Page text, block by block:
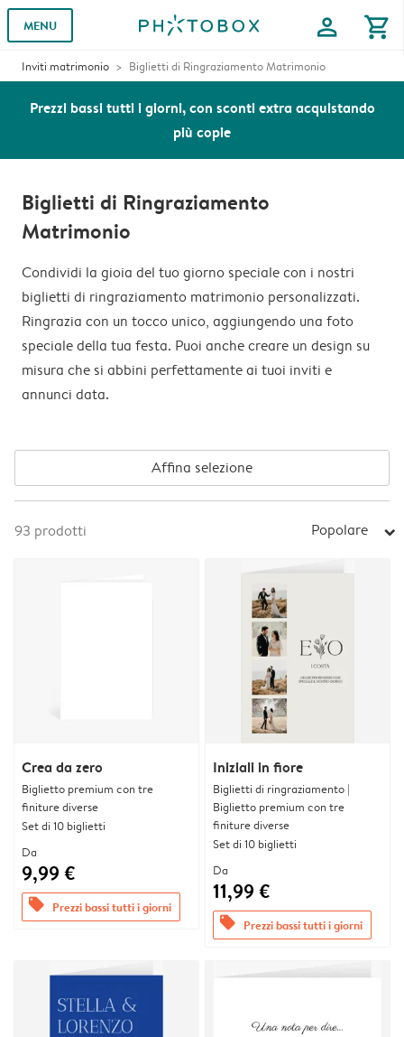
MENU profile shopping_cart
Inviti matrimonio Biglietti di Ringraziamento Matrimonio
Prezzi bassi tutti i giorni, con sconti extra acquistando
più copie
Biglietti di Ringraziamento
Matrimonio
Condividi la gioia del tuo giorno speciale con i nostri
biglietti di ringraziamento matrimonio personalizzati.
Ringrazia con un tocco unico, aggiungendo una foto
speciale della tua festa. Puoi anche creare un design su
misura che si abbini perfettamente ai tuoi inviti e
annunci data.
Affina selezione
93 prodotti Popolare arrow_right
Crea da zero
Biglietto premium con tre
finiture diverse
Set di 10 biglietti
Da
9,99 €
offers Prezzi bassi tutti i giorni
Iniziali in fiore
Biglietti di ringraziamento |
Biglietto premium con tre
finiture diverse
Set di 10 biglietti
Da
11,99 €
offers Prezzi bassi tutti i giorni